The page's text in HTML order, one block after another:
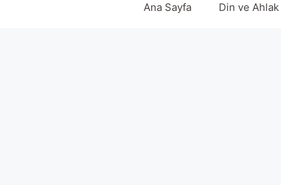
Ana Sayfa Din ve Ahlak